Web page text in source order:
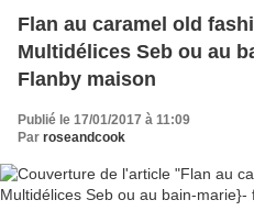
Flan au caramel old
Multidélices Seb ou au
Flanby maison
Publié le 17/01/2017 à 11:09
Par roseandcook